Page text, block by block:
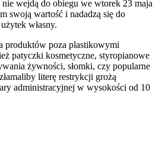
wejdą do obiegu we wtorek 23 maja
swoją wartość i nadadzą się do
własny.
produktów poza plastikowymi
patyczki kosmetyczne, styropianowe
żywności, słomki, czy popularne
literę restrykcji grożą
administracyjnej w wysokości od 10